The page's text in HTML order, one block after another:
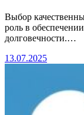
Выбор
роль в
долговечности.…
13.07.2025